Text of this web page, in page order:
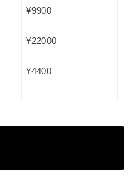
¥9900
¥22000
¥4400